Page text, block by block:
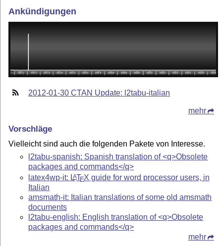
Ankündigungen
2012-01-30 CTAN Update: l2tabu-italian
mehr
Vorschläge
Vielleicht sind auch die folgenden Pakete von Interesse.
l2tabu-spanish: Spanish translation of <q>Obsolete
packages and commands</q>
latex4wp-it: LATEX guide for word processor users, in
Italian
amsmath-it: Italian translations of some old amsmath
documents
l2tabu-english: English translation of <q>Obsolete
packages and commands</q>
mehr